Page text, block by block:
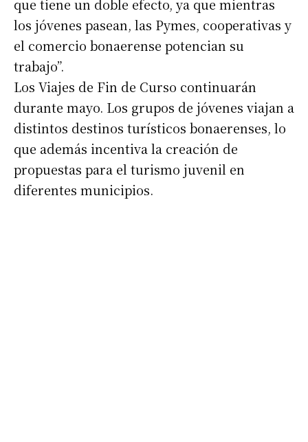
que tiene un doble efecto, ya que mientras
los jóvenes pasean, las Pymes, cooperativas y
el comercio bonaerense potencian su
trabajo”.
Los Viajes de Fin de Curso continuarán
durante mayo. Los grupos de jóvenes viajan a
distintos destinos turísticos bonaerenses, lo
que además incentiva la creación de
propuestas para el turismo juvenil en
diferentes municipios.